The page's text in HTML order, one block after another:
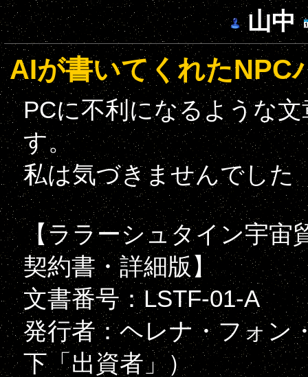
山中
AIが書いてくれたNPC
PCに不利になるような
す。
私は気づきませんでした
【ララーシュタイン宇宙
契約書・詳細版】
文書番号：LSTF-01-A
発行者：ヘレナ・フォン
下「出資者」）